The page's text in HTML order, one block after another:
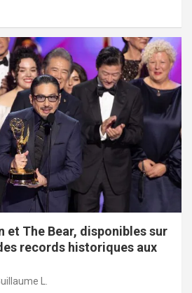
et The Bear, disponibles sur
records historiques aux
L.